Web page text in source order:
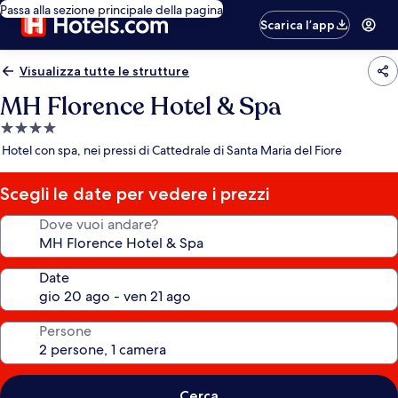
Passa alla sezione principale della pagina
Scarica l’app
Visualizza tutte le strutture
MH Florence Hotel & Spa
Struttura
a
stelle
Hotel con spa, nei pressi di Cattedrale di Santa Maria del Fiore
Scegli le date per vedere i prezzi
Dove vuoi andare?
Date
Persone